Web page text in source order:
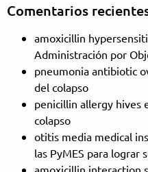
Comentarios
amoxicillin
Administración por
pneumonia antibiotic
del colapso
penicillin allergy hives
colapso
otitis media medical
las PyMES para lograr
amoxicillin interaction